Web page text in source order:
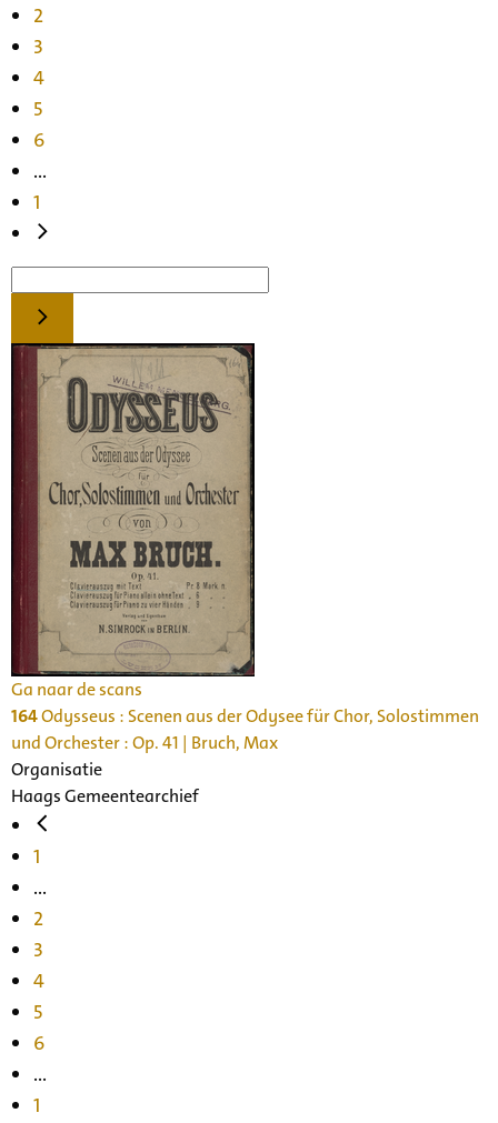
2
3
4
5
6
...
1
Ga naar de scans
164Odysseus : Scenen aus der Odysee für Chor, Solostimmen
und Orchester : Op. 41 | Bruch, Max
Organisatie
Haags Gemeentearchief
1
...
2
3
4
5
6
...
1